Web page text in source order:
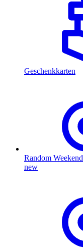
Geschenkkarten
Random Weekend
new